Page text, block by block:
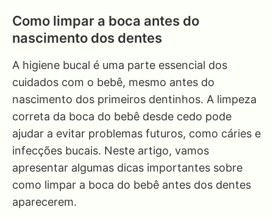
Como limpar a boca antes do
nascimento dos dentes
A higiene bucal é uma parte essencial dos
cuidados com o bebê, mesmo antes do
nascimento dos primeiros dentinhos. A limpeza
correta da boca do bebê desde cedo pode
ajudar a evitar problemas futuros, como cáries e
infecções bucais. Neste artigo, vamos
apresentar algumas dicas importantes sobre
como limpar a boca do bebê antes dos dentes
aparecerem.